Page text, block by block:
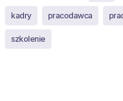
kadry pracodawca
szkolenie